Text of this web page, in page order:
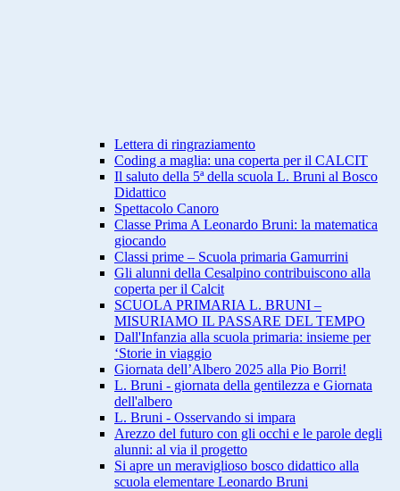
Lettera di ringraziamento
Coding a maglia: una coperta per il CALCIT
Il saluto della 5ª della scuola L. Bruni al Bosco
Didattico
Spettacolo Canoro
Classe Prima A Leonardo Bruni: la matematica
giocando
Classi prime – Scuola primaria Gamurrini
Gli alunni della Cesalpino contribuiscono alla
coperta per il Calcit
SCUOLA PRIMARIA L. BRUNI –
MISURIAMO IL PASSARE DEL TEMPO
Dall'Infanzia alla scuola primaria: insieme per
‘Storie in viaggio
Giornata dell’Albero 2025 alla Pio Borri!
L. Bruni - giornata della gentilezza e Giornata
dell'albero
L. Bruni - Osservando si impara
Arezzo del futuro con gli occhi e le parole degli
alunni: al via il progetto
Si apre un meraviglioso bosco didattico alla
scuola elementare Leonardo Bruni